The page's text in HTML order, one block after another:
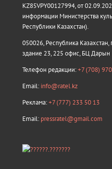
KZ85VPY00127994, от
информации Министерства
Республики Казахстан).
050026, Республика Казахстан,
здание 23, 225 офис, БЦ Дарын
Телефон редакции:+7 (708)
Email: info@ratel.kz
Реклама:+7 (777) 233 50 13
Email: pressratel@gmail.com